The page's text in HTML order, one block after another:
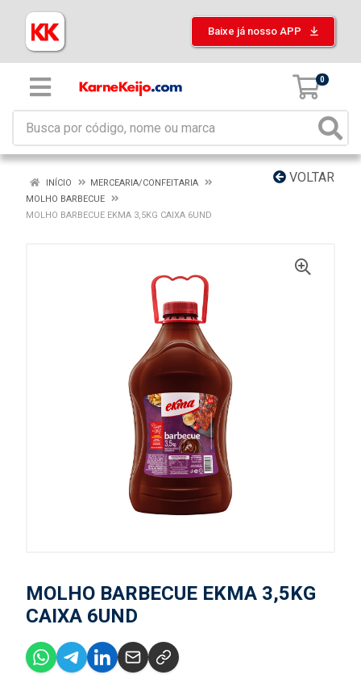
Baixe já nosso APP
0
VOLTAR
INÍCIO
MERCEARIA/CONFEITARIA
MOLHO BARBECUE
MOLHO BARBECUE EKMA 3,5KG CAIXA 6UND
MOLHO BARBECUE EKMA 3,5KG
CAIXA 6UND